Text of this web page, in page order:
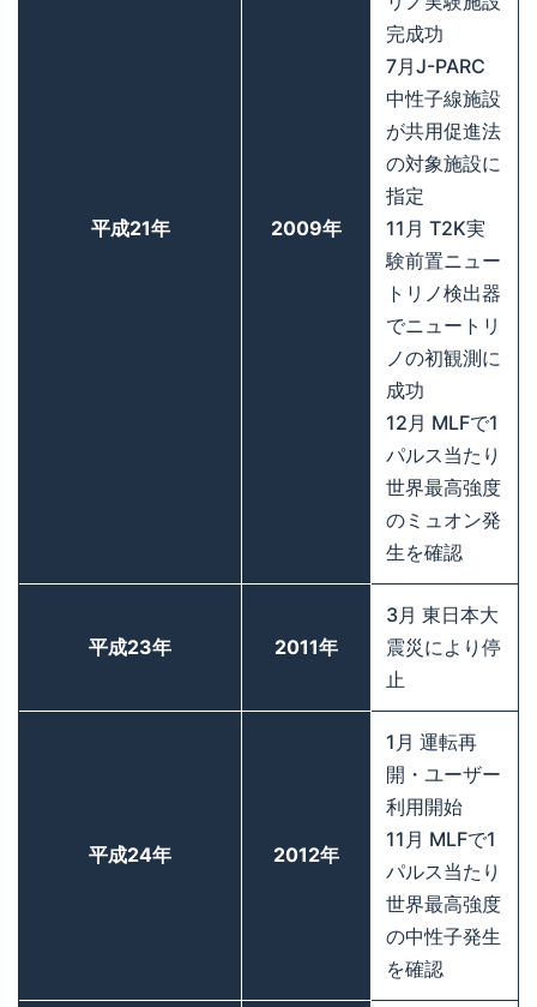
平成21年 2009年
完成功
7月J-PARC
中性子線施設
が共用促進法
の対象施設に
指定
11月 T2K実
験前置ニュー
トリノ検出器
でニュートリ
ノの初観測に
成功
12月 MLFで1
パルス当たり
世界最高強度
のミュオン発
生を確認
平成23年 2011年
3月 東日本大
震災により停
止
平成24年 2012年
1月 運転再
開・ユーザー
利用開始
11月 MLFで1
パルス当たり
世界最高強度
の中性子発生
を確認